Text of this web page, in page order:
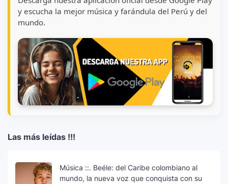
y escucha la mejor música y farándula del Perú y del
mundo.
Las más leídas !!!
Música ::. Beéle: del Caribe colombiano al
mundo, la nueva voz que conquista con su